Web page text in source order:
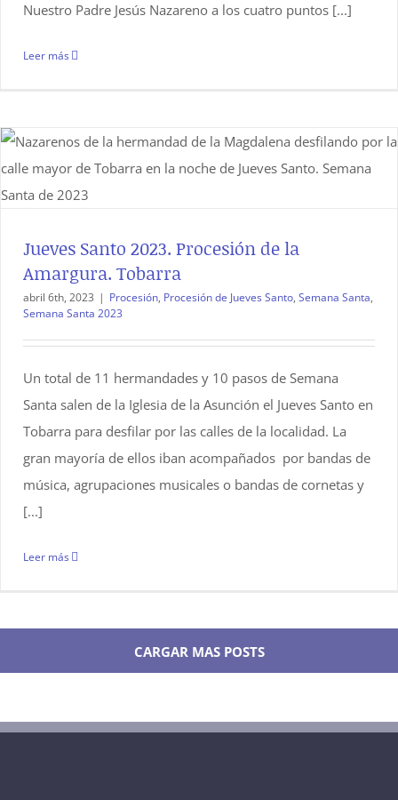
Nuestro Padre Jesús Nazareno a los cuatro puntos [...]
Leer más
Jueves Santo 2023. Procesión de la
Amargura. Tobarra
abril 6th, 2023 | Procesión, Procesión de Jueves Santo, Semana Santa,
Semana Santa 2023
Un total de 11 hermandades y 10 pasos de Semana
Santa salen de la Iglesia de la Asunción el Jueves Santo en
Tobarra para desfilar por las calles de la localidad. La
gran mayoría de ellos iban acompañados por bandas de
música, agrupaciones musicales o bandas de cornetas y
[...]
Leer más
CARGAR MAS POSTS